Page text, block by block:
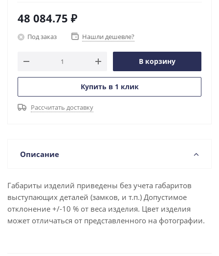
48 084.75 ₽
Под заказ Нашли дешевле?
В корзину
Купить в 1 клик
Рассчитать доставку
Описание
Габариты изделий приведены без учета габаритов
выступающих деталей (замков, и т.п.) Допустимое
отклонение +/-10 % от веса изделия. Цвет изделия
может отличаться от представленного на фотографии.